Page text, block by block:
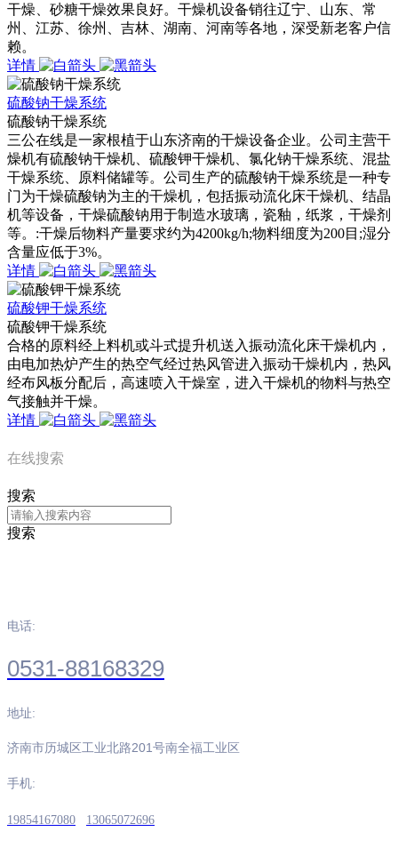
干燥、砂糖干燥效果良好。干燥机设备销往辽宁、山东、常
州、江苏、徐州、吉林、湖南、河南等各地，深受新老客户信
赖。
详情
硫酸钠干燥系统
硫酸钠干燥系统
三公在线是一家根植于山东济南的干燥设备企业。公司主营干
燥机有硫酸钠干燥机、硫酸钾干燥机、氯化钠干燥系统、混盐
干燥系统、原料储罐等。公司生产的硫酸钠干燥系统是一种专
门为干燥硫酸钠为主的干燥机，包括振动流化床干燥机、结晶
机等设备，干燥硫酸钠用于制造水玻璃，瓷釉，纸浆，干燥剂
等。:干燥后物料产量要求约为4200kg/h;物料细度为200目;湿分
含量应低于3%。
详情
硫酸钾干燥系统
硫酸钾干燥系统
合格的原料经上料机或斗式提升机送入振动流化床干燥机内，
由电加热炉产生的热空气经过热风管进入振动干燥机内，热风
经布风板分配后，高速喷入干燥室，进入干燥机的物料与热空
气接触并干燥。
详情
在线搜索
搜索
搜索
电话:
0531-88168329
地址:
济南市历城区工业北路201号南全福工业区
手机:
19854167080 13065072696